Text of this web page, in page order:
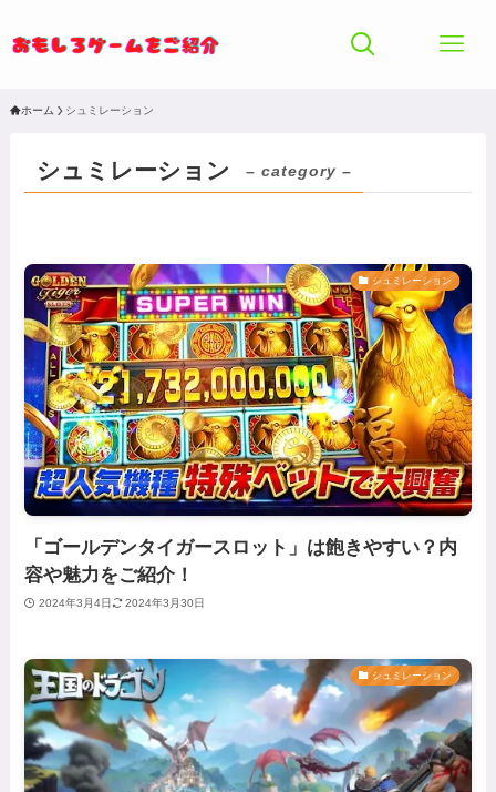
ホーム シュミレーション
シュミレーション – category –
シュミレーション
「ゴールデンタイガースロット」は飽きやすい？内
容や魅力をご紹介！
2024年3月4日 2024年3月30日
シュミレーション